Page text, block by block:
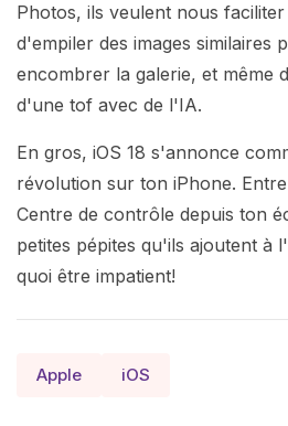
Photos, ils veulent nous
d'empiler des images similaires
encombrer la galerie, et même
d'une tof avec de l'IA.
En gros, iOS 18 s'annonce
révolution sur ton iPhone.
Centre de contrôle depuis ton
petites pépites qu'ils ajoutent à
quoi être impatient!
Apple iOS